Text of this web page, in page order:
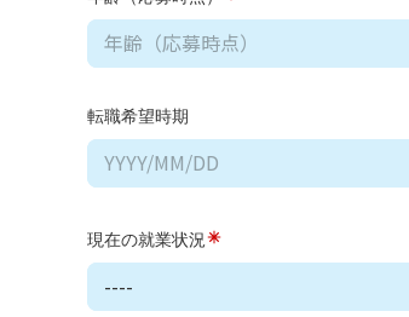
転職希望時期
現在の就業状況